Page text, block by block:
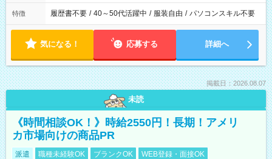
特徴 履歴書不要 / 40～50代活躍中 / 服装自由 / パソコンスキル不要
気になる！ 応募する 詳細へ
掲載日：2026.08.07
未読
《時間相談OK！》時給2550円！長期！アメリ
カ市場向けの商品PR
派遣 職種未経験OK ブランクOK WEB登録・面接OK